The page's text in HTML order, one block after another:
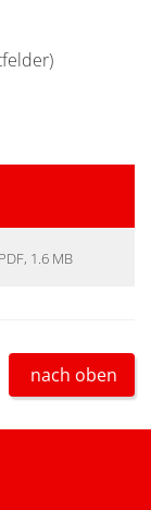
PDF, 1.6 MB
nach oben